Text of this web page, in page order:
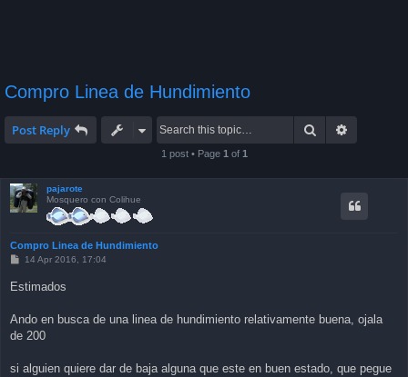
Compro Linea de Hundimiento
Post Reply Search
1 post • Page 1 of 1
pajarote
Mosquero con Colihue
Compro Linea de Hundimiento
P
t
14 Apr 2016, 17:04
Estimados
Ando en busca de una linea de hundimiento relativamente buena, ojala
de 200
si alguien quiere dar de baja alguna que este en buen estado, que pegue